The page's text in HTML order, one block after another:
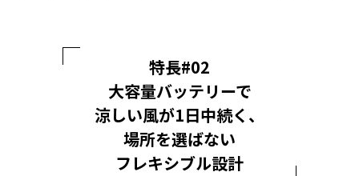
特長#02
大容量バッテリーで
涼しい風が1日中続く、
場所を選ばない
フレキシブル設計